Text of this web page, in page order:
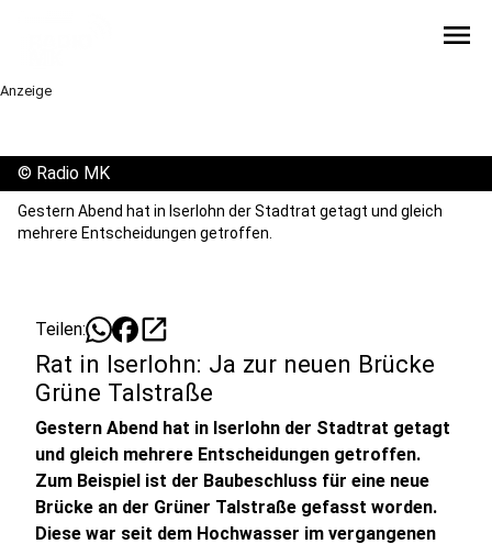
menu
Anzeige
© Radio MK
Gestern Abend hat in Iserlohn der Stadtrat getagt und gleich
mehrere Entscheidungen getroffen.
Teilen: open_in_new
Rat in Iserlohn: Ja zur neuen Brücke
Grüne Talstraße
Gestern Abend hat in Iserlohn der Stadtrat getagt
und gleich mehrere Entscheidungen getroffen.
Zum Beispiel ist der Baubeschluss für eine neue
Brücke an der Grüner Talstraße gefasst worden.
Diese war seit dem Hochwasser im vergangenen